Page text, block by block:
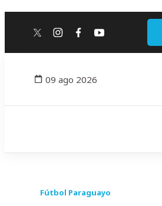
twitterinstagram
facebook
youtube
09 ago 2026
Fútbol Paraguayo